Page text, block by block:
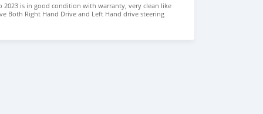
2023 is in good condition with warranty, very clean like
Both Right Hand Drive and Left Hand drive steering
NUMBER: +447424958730 CONTACT EMAIL: